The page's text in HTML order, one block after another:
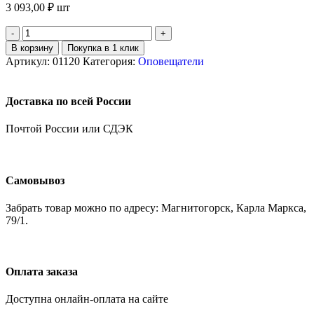
3 093,00 ₽ шт
В корзину Покупка в 1 клик
Артикул: 01120 Категория: Оповещатели
Доставка по всей России
Почтой России или СДЭК
Самовывоз
Забрать товар можно по адресу: Магнитогорск, Карла Маркса,
79/1.
Оплата заказа
Доступна онлайн-оплата на сайте